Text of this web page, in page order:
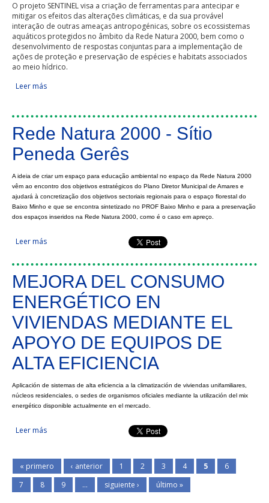
O projeto SENTINEL visa a criação de ferramentas para antecipar e
mitigar os efeitos das alterações climáticas, e da sua provável
interação de outras ameaças antropogénicas, sobre os ecossistemas
aquáticos protegidos no âmbito da Rede Natura 2000, bem como o
desenvolvimento de respostas conjuntas para a implementação de
ações de proteção e preservação de espécies e habitats associados
ao meio hídrico.
Leer más
Rede Natura 2000 - Sítio
Peneda Gerês
A ideia de criar um espaço para educação ambiental no espaço da Rede Natura 2000
vêm ao encontro dos objetivos estratégicos do Plano Diretor Municipal de Amares e
ajudará à concretização dos objetivos sectoriais regionais para o espaço florestal do
Baixo Minho e que se encontra sintetizado no PROF Baixo Minho e para a preservação
dos espaços inseridos na Rede Natura 2000, como é o caso em apreço.
Leer más sobre Rede Natura 2000 - Sítio Peneda Gerês
MEJORA DEL CONSUMO
ENERGÉTICO EN
VIVIENDAS MEDIANTE EL
APOYO DE EQUIPOS DE
ALTA EFICIENCIA
Aplicación de sistemas de alta eficiencia a la climatización de viviendas unifamiliares,
núcleos residenciales, o sedes de organismos oficiales mediante la utilización del mix
energético disponible actualmente en el mercado.
Leer más sobre MEJORA DEL CONSUMO ENERGÉTICO EN VIVIENDAS
MEDIANTE EL APOYO DE EQUIPOS DE ALTA EFICIENCIA
« primero ‹ anterior 1 2 3 4 5
6
7
8 9 … siguiente › último »